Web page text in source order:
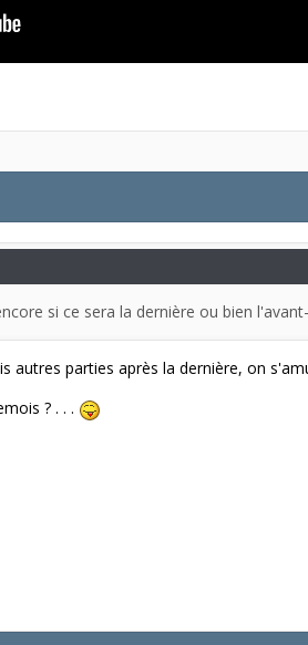
si ce sera la dernière ou bien
autres parties après la dernière, on
? . . .